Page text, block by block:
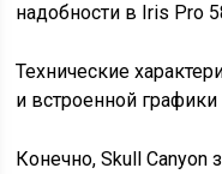
надобности в Iris Pro
Технические
и встроенной графики
Конечно, Skull Canyon